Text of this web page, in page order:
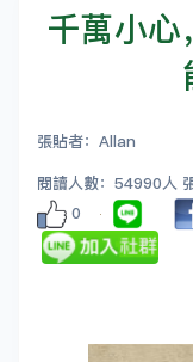
千萬小
張貼者：Allan
閱讀人數：54990人
0